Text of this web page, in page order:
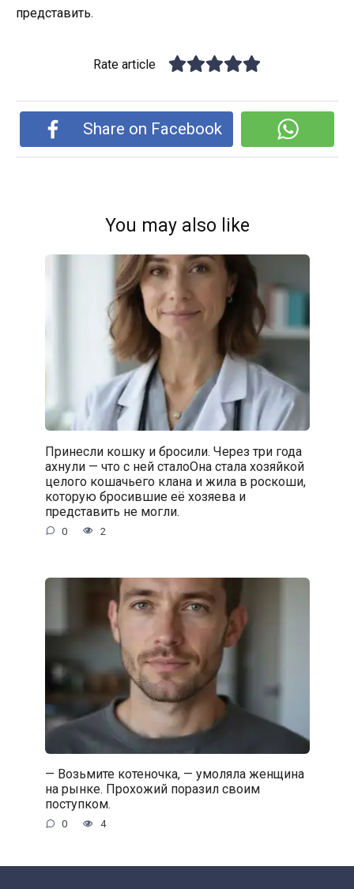
представить.
Rate article
Share on Facebook
You may also like
Принесли кошку и бросили. Через три года
ахнули — что с ней сталоОна стала хозяйкой
целого кошачьего клана и жила в роскоши,
которую бросившие её хозяева и
представить не могли.
0 2
— Возьмите котеночка, — умоляла женщина
на рынке. Прохожий поразил своим
поступком.
0 4